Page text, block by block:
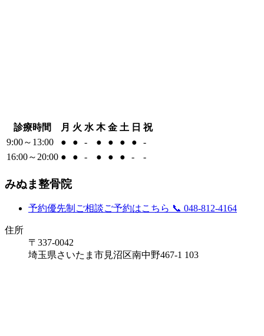
診療時間 月 火 水 木 金 土 日 祝
9:00～13:00
● ● - ● ● ● ●
-
16:00～20:00 ● ● - ● ● ● - -
みぬま整骨院
予約優先制 ご相談ご予約はこちら 📞 048-812-4164
住所
〒337-0042
埼玉県さいたま市見沼区南中野467-1 103